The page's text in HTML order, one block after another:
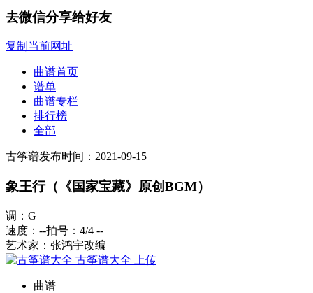
去微信分享给好友
复制当前网址
曲谱首页
谱单
曲谱专栏
排行榜
全部
古筝谱发布时间：2021-09-15
象王行（《国家宝藏》原创BGM）
调：G
速度：--拍号：4/4 --
艺术家：张鸿宇改编
古筝谱大全
上传
曲谱